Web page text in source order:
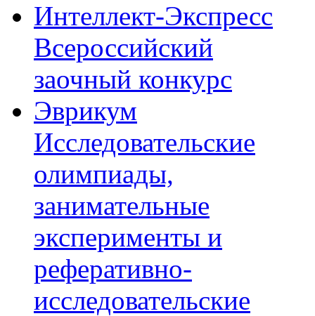
Интеллект-Экспресс
Всероссийский
заочный конкурс
Эврикум
Исследовательские
олимпиады,
занимательные
эксперименты и
реферативно-
исследовательские